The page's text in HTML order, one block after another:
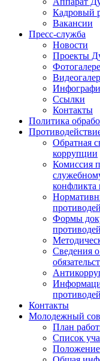
Кадровый
Вакансии
Пресс-служба
Новости
Проекты
Ссылки
Контакты
Политика
Обратная
коррупции
Комиссия
конфликта
Формы
Сведения
Контакты
Молодежный
План
Список
Положение